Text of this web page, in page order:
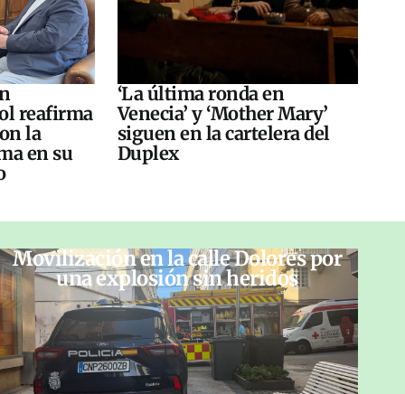
reafirma
la
en su
‘La última ronda en
Venecia’ y ‘Mother Mary’
siguen en la cartelera del
Duplex
Movilización en la calle Dolores por
una explosión sin heridos